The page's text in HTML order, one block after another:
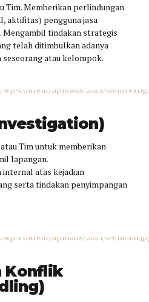
Tim. Memberikan perlindungan
aktifitas) pengguna jasa
Mengambil tindakan strategis
telah ditimbulkan adanya
atau kelompok.
Tim untuk memberikan
lapangan.
atas kejadian
serta tindakan penyimpangan
Konflik